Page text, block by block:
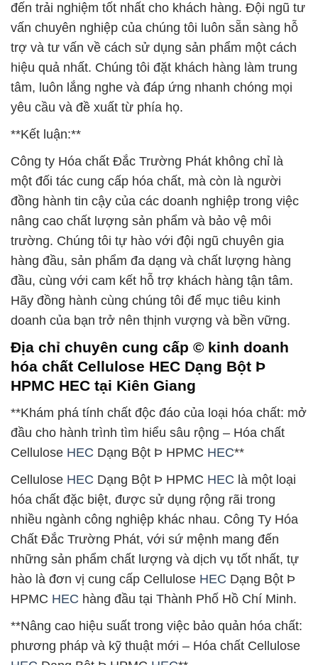
đến trải nghiệm tốt nhất cho khách hàng. Đội ngũ tư
vấn chuyên nghiệp của chúng tôi luôn sẵn sàng hỗ
trợ và tư vấn về cách sử dụng sản phẩm một cách
hiệu quả nhất. Chúng tôi đặt khách hàng làm trung
tâm, luôn lắng nghe và đáp ứng nhanh chóng mọi
yêu cầu và đề xuất từ phía họ.
**Kết luận:**
Công ty Hóa chất Đắc Trường Phát không chỉ là
một đối tác cung cấp hóa chất, mà còn là người
đồng hành tin cậy của các doanh nghiệp trong việc
nâng cao chất lượng sản phẩm và bảo vệ môi
trường. Chúng tôi tự hào với đội ngũ chuyên gia
hàng đầu, sản phẩm đa dạng và chất lượng hàng
đầu, cùng với cam kết hỗ trợ khách hàng tận tâm.
Hãy đồng hành cùng chúng tôi để mục tiêu kinh
doanh của bạn trở nên thịnh vượng và bền vững.
Địa chỉ chuyên cung cấp © kinh doanh
hóa chất Cellulose HEC Dạng Bột Þ
HPMC HEC tại Kiên Giang
**Khám phá tính chất độc đáo của loại hóa chất: mở
đầu cho hành trình tìm hiểu sâu rộng – Hóa chất
Cellulose HEC Dạng Bột Þ HPMC HEC**
Cellulose HEC Dạng Bột Þ HPMC HEC là một loại
hóa chất đặc biệt, được sử dụng rộng rãi trong
nhiều ngành công nghiệp khác nhau. Công Ty Hóa
Chất Đắc Trường Phát, với sứ mệnh mang đến
những sản phẩm chất lượng và dịch vụ tốt nhất, tự
hào là đơn vị cung cấp Cellulose HEC Dạng Bột Þ
HPMC HEC hàng đầu tại Thành Phố Hồ Chí Minh.
**Nâng cao hiệu suất trong việc bảo quản hóa chất:
phương pháp và kỹ thuật mới – Hóa chất Cellulose